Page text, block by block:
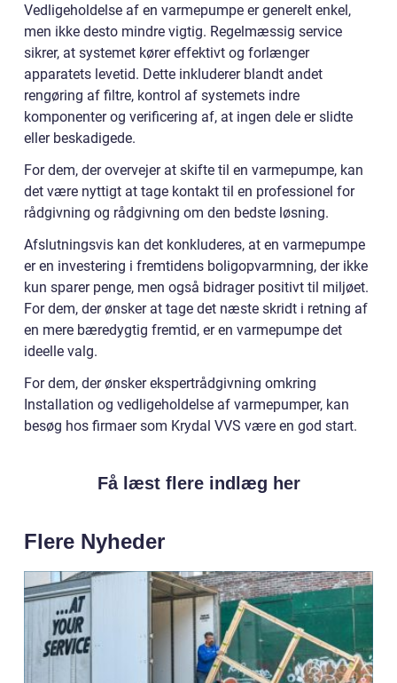
Vedligeholdelse af en varmepumpe er generelt enkel,
men ikke desto mindre vigtig. Regelmæssig service
sikrer, at systemet kører effektivt og forlænger
apparatets levetid. Dette inkluderer blandt andet
rengøring af filtre, kontrol af systemets indre
komponenter og verificering af, at ingen dele er slidte
eller beskadigede.
For dem, der overvejer at skifte til en varmepumpe, kan
det være nyttigt at tage kontakt til en professionel for
rådgivning og rådgivning om den bedste løsning.
Afslutningsvis kan det konkluderes, at en varmepumpe
er en investering i fremtidens boligopvarmning, der ikke
kun sparer penge, men også bidrager positivt til miljøet.
For dem, der ønsker at tage det næste skridt i retning af
en mere bæredygtig fremtid, er en varmepumpe det
ideelle valg.
For dem, der ønsker ekspertrådgivning omkring
Installation og vedligeholdelse af varmepumper, kan
besøg hos firmaer som Krydal VVS være en god start.
Få læst flere indlæg her
Flere Nyheder